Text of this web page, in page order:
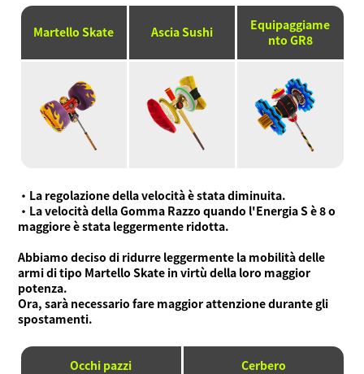
Martello Skate Ascia Sushi
Equipaggiame
nto GR8
・La regolazione della velocità è stata diminuita.
・La velocità della Gomma Razzo quando l'Energia S è 8 o
maggiore è stata leggermente ridotta.
Abbiamo deciso di ridurre leggermente la mobilità delle
armi di tipo Martello Skate in virtù della loro maggior
potenza.
Ora, sarà necessario fare maggior attenzione durante gli
spostamenti.
Occhi pazzi Cerbero